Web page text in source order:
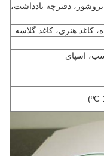
دفترچه یادداشت،
هنری، کاغذ گلاسه
اسپای